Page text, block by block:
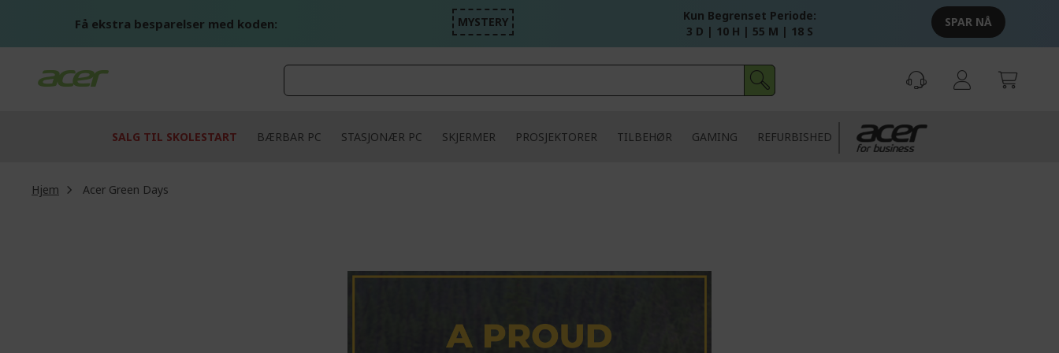
Få ekstra besparelser med koden: MYSTERY
Kun Begrenset Periode:
3 D | 10 H | 55 M | 17 S
SPAR NÅ
SALG TIL SKOLESTART BÆRBAR PC STASJONÆR PC SKJERMER PROSJEKTORER TILBEHØR GAMING REFURBISHED
Hjem Acer Green Days